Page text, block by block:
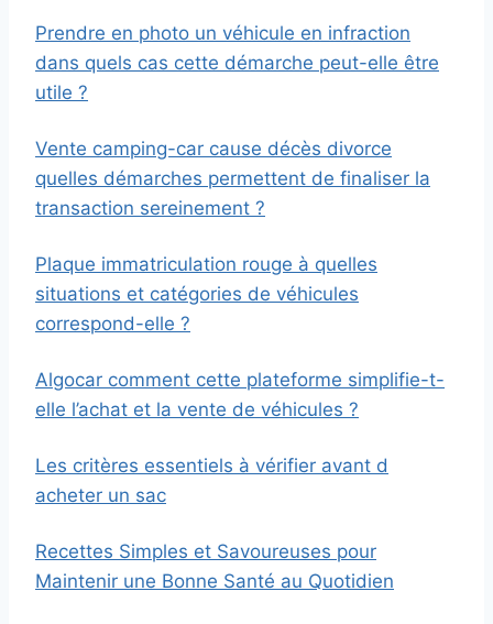
Prendre en photo un véhicule en infraction
dans quels cas cette démarche peut-elle être
utile ?
Vente camping-car cause décès divorce
quelles démarches permettent de finaliser la
transaction sereinement ?
Plaque immatriculation rouge à quelles
situations et catégories de véhicules
correspond-elle ?
Algocar comment cette plateforme simplifie-t-
elle l’achat et la vente de véhicules ?
Les critères essentiels à vérifier avant d
acheter un sac
Recettes Simples et Savoureuses pour
Maintenir une Bonne Santé au Quotidien